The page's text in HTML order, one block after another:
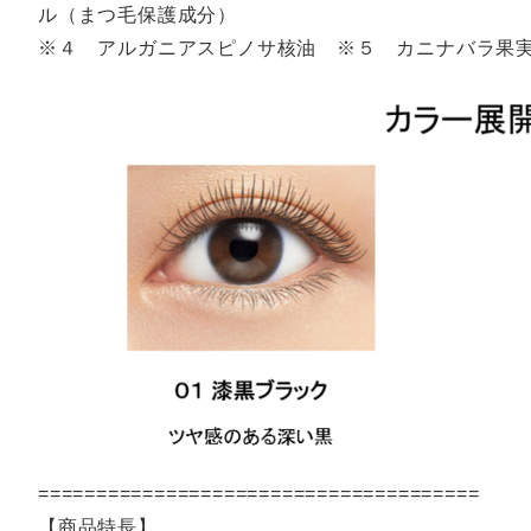
ル（まつ毛保護成分）
※４ アルガニアスピノサ核油 ※５ カニナバラ果
======================================